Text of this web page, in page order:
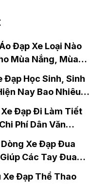
Đạp Xe Loại Nào
Mùa Nắng, Mùa
Đạp Học Sinh, Sinh
Nay Bao Nhiêu?
Mẫu Đáng Mua
Đạp Đi Làm Tiết
Phí Dân Văn
Nên Mua?
Xe Đạp Đua
Các Tay Đua
Phục Đỉnh Cao
Xe Đạp Thể Thao